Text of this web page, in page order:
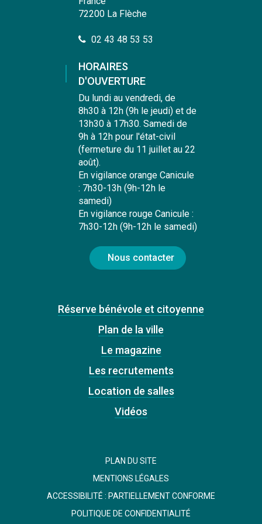
72200 La Flèche
02 43 48 53 53
HORAIRES
D'OUVERTURE
Du lundi au vendredi, de
8h30 à 12h (9h le jeudi) et de
13h30 à 17h30. Samedi de
9h à 12h pour l'état-civil
(fermeture du 11 juillet au 22
août).
En vigilance orange Canicule
: 7h30-13h (9h-12h le
samedi)
En vigilance rouge Canicule :
7h30-12h (9h-12h le samedi)
Nous contacter
Réserve bénévole et citoyenne
Plan de la ville
Le magazine
Les recrutements
Location de salles
Vidéos
PLAN DU SITE
MENTIONS LÉGALES
ACCESSIBILITÉ : PARTIELLEMENT CONFORME
POLITIQUE DE CONFIDENTIALITÉ